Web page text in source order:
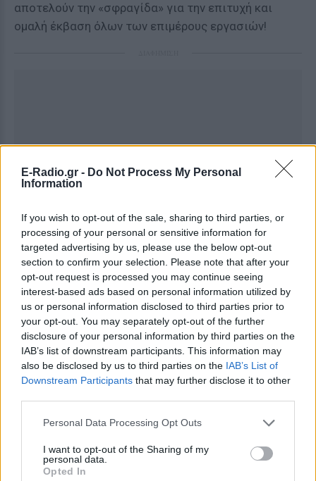
E-Radio.gr - Do Not Process My Personal
Information
If you wish to opt-out of the sale, sharing to third parties, or
processing of your personal or sensitive information for
targeted advertising by us, please use the below opt-out
section to confirm your selection. Please note that after your
opt-out request is processed you may continue seeing
interest-based ads based on personal information utilized by
us or personal information disclosed to third parties prior to
your opt-out. You may separately opt-out of the further
disclosure of your personal information by third parties on the
IAB’s list of downstream participants. This information may
also be disclosed by us to third parties on the IAB’s List of
Downstream Participants that may further disclose it to other
Personal Data Processing Opt Outs
I want to opt-out of the Sharing of my
personal data.
Opted In
αποτελούν την «σφραγίδα» για την επιτυχή και
ομαλή έκβαση όλων των επιμέρους εργασιών!
Ακολουθήστε το E-Radio.gr στοGoogle News
Εσύ μπήκες στο E-Daily.gr; Τα νέα της ημέρας
Ακολουθήστε το E-Radio.gr και στο Instagram